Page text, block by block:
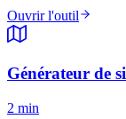
Ouvrir l'outil
Générateur de
2 min